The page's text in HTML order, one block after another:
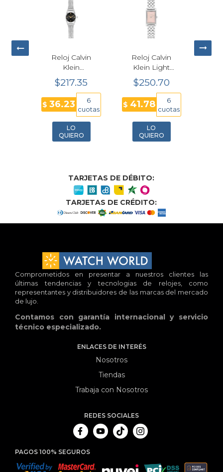
Reloj Calvin
Klein
Contemporary
Cuarzo Negro
Mujer 18mm
25100200
$217.35
$36.23
6
cuotas
LO
QUIERO
Reloj Calvin
Klein Light
Cuarzo
Plateado Rosa
Mujer 16mm
25100197
$250.70
$ 41.78
6
cuotas
LO
QUIERO
TARJETAS DE DÉBITO:
TARJETAS DE CRÉDITO:
Comprometidos en presentar a nuestros clientes las
últimas tendencias y tecnologias de relojes, como
representantes y distribuidores de las marcas del mercado
de lujo.
Contamos con garantía internacional y servicio
técnico especializado.
ENLACES DE INTERÉS
Nosotros
Tiendas
Trabaja con Nosotros
REDES SOCIALES
PAGOS 100% SEGUROS